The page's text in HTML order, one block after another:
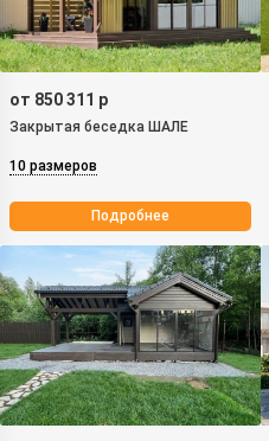
от 850 311 р
Закрытая беседка ШАЛЕ
10 размеров
Подробнее